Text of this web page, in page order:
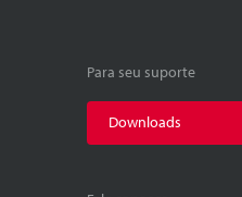
Para seu suporte
Downloads